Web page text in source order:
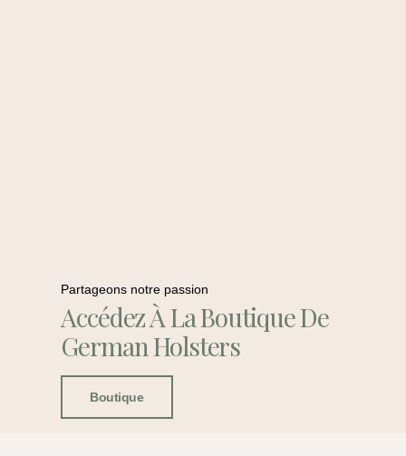
Partageons notre passion
Accédez À La Boutique De
German Holsters
Boutique